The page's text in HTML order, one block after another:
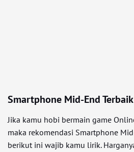
Smartphone Mid-End
Jika kamu hobi bermain game
maka rekomendasi Smartphone
berikut ini wajib kamu lirik.